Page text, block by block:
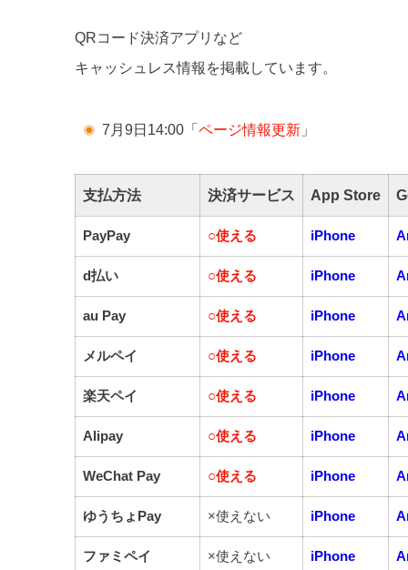
QRコード決済アプリなど
キャッシュレス情報を掲載しています。
7月9日14:00「 ページ情報更新 」
支払方法 決済サービス App Store
PayPay ○使える iPhone
d払い ○使える iPhone
au Pay ○使える iPhone
メルペイ ○使える iPhone
楽天ペイ ○使える iPhone
Alipay ○使える iPhone
WeChat Pay ○使える iPhone
ゆうちょPay ×使えない iPhone
ファミペイ ×使えない iPhone